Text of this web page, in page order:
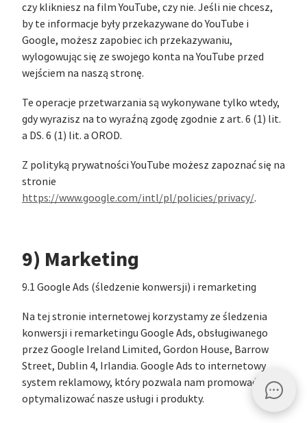
czy klikniesz na film YouTube, czy nie. Jeśli nie chcesz,
by te informacje były przekazywane do YouTube i
Google, możesz zapobiec ich przekazywaniu,
wylogowując się ze swojego konta na YouTube przed
wejściem na naszą stronę.
Te operacje przetwarzania są wykonywane tylko wtedy,
gdy wyrazisz na to wyraźną zgodę zgodnie z art. 6 (1) lit.
a DS. 6 (1) lit. a OROD.
Z polityką prywatności YouTube możesz zapoznać się na
stronie
https://www.google.com/intl/pl/policies/privacy/.
9) Marketing
9.1 Google Ads (śledzenie konwersji) i remarketing
Na tej stronie internetowej korzystamy ze śledzenia
konwersji i remarketingu Google Ads, obsługiwanego
przez Google Ireland Limited, Gordon House, Barrow
Street, Dublin 4, Irlandia. Google Ads to internetowy
system reklamowy, który pozwala nam promować i
optymalizować nasze usługi i produkty.